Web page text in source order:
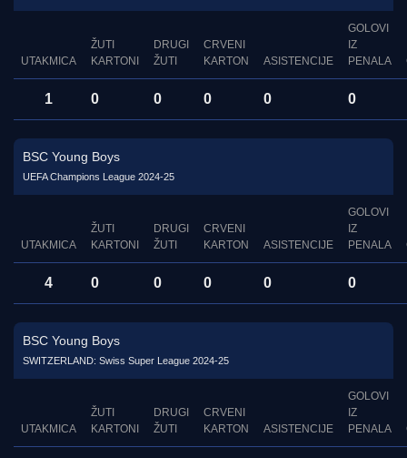
UTAKMICA
ŽUTI
KARTONI
DRUGI
ŽUTI
CRVENI
KARTON
ASISTENCIJE
GOLOVI
IZ
PENALA
1 0 0 0 0 0
BSC Young Boys
UEFA Champions League 2024-25
UTAKMICA
ŽUTI
KARTONI
DRUGI
ŽUTI
CRVENI
KARTON
ASISTENCIJE
GOLOVI
IZ
PENALA
4 0 0 0 0 0
BSC Young Boys
SWITZERLAND: Swiss Super League 2024-25
UTAKMICA
ŽUTI
KARTONI
DRUGI
ŽUTI
CRVENI
KARTON
ASISTENCIJE
GOLOVI
IZ
PENALA